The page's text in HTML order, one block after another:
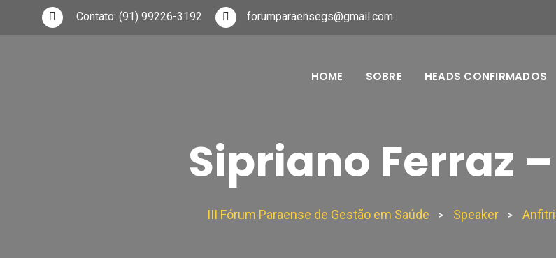
Contato: (91) 99226-3192 forumparaensegs@gmail.com
HOME SOBRE HEADS CONFIRMADOS
Sipriano Ferraz
III Fórum Paraense de Gestão em Saúde > Speaker >